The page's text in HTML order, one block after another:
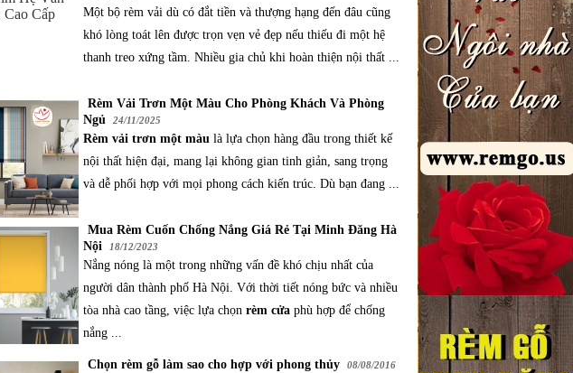
Một bộ rèm vải dù có đắt tiền và thượng hạng đến đâu cũng
khó lòng toát lên được trọn vẹn vẻ đẹp nếu thiếu đi một hệ
thanh treo xứng tầm. Nhiều gia chủ khi hoàn thiện nội thất ...
Rèm Vải Trơn Một Màu Cho Phòng Khách Và Phòng
Ngủ
24/11/2025
Rèm vải trơn một màu là lựa chọn hàng đầu trong thiết kế
nội thất hiện đại, mang lại không gian tinh giản, sang trọng
và dễ phối hợp với mọi phong cách kiến trúc. Dù bạn đang ...
Mua Rèm Cuốn Chống Nắng Giá Rẻ Tại Minh Đăng Hà
Nội
18/12/2023
Nắng nóng là một trong những vấn đề khó chịu nhất của
người dân thành phố Hà Nội. Với thời tiết nóng bức và nhiều
tòa nhà cao tầng, việc lựa chọn rèm cửa phù hợp để chống
nắng ...
Chọn rèm gỗ làm sao cho hợp với phong thủy 08/08/2016